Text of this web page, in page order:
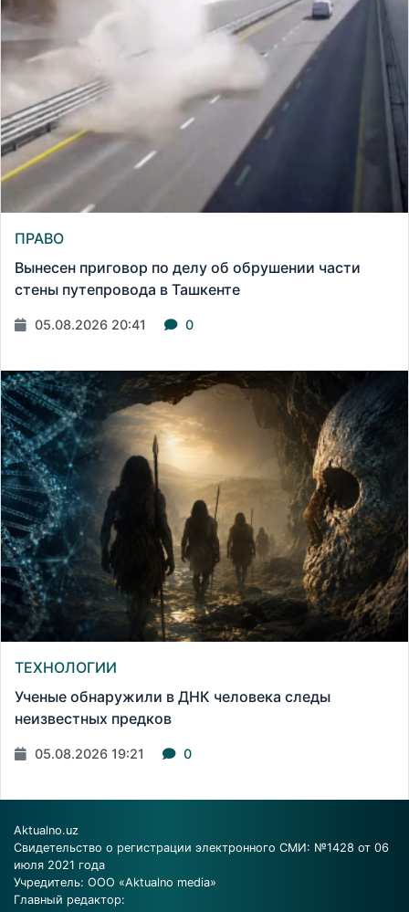
ПРАВО
Вынесен приговор по делу об обрушении части
стены путепровода в Ташкенте
05.08.2026 20:41 0
ТЕХНОЛОГИИ
Ученые обнаружили в ДНК человека следы
неизвестных предков
05.08.2026 19:21 0
Aktualno.uz
Свидетельство о регистрации электронного СМИ: №1428 от 06
июля 2021 года
Учредитель: ООО «Aktualno media»
Главный редактор: